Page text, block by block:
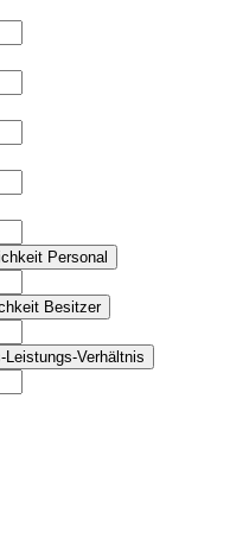
Personal
Besitzer
Leistungs-Verhältnis